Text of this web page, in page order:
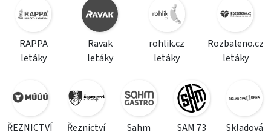
RAPPA
letáky
Ravak
letáky
rohlik.cz
letáky
Rozbaleno.cz
letáky
ŘEZNICTVÍ
Řeznictví
Sahm
SAM 73
Skladová